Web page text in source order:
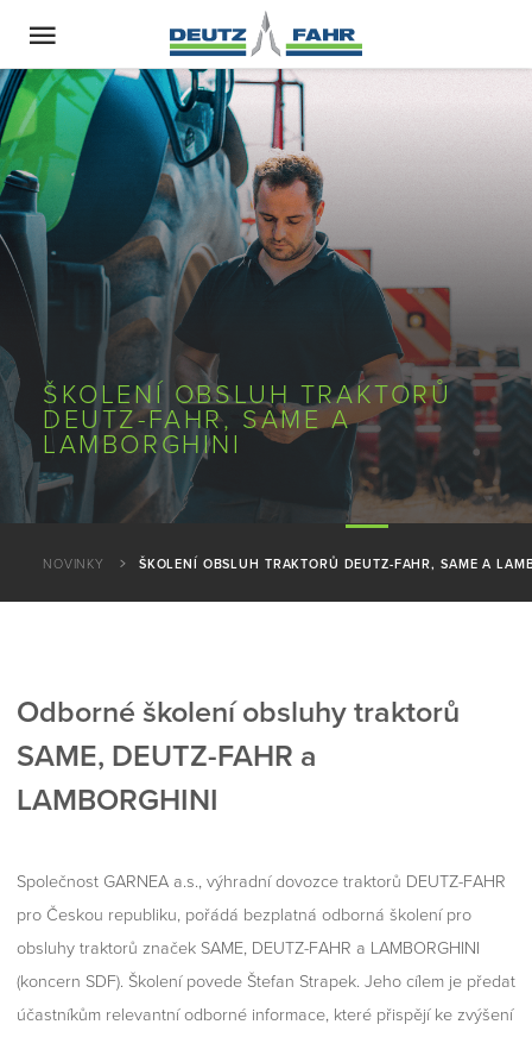
ŠKOLENÍ OBSLUH TRAKTORŮ
DEUTZ-FAHR, SAME A
LAMBORGHINI
NOVINKY ŠKOLENÍ OBSLUH TRAKTORŮ DEUTZ-FAHR, SAME A
Odborné školení obsluhy traktorů
SAME, DEUTZ-FAHR a
LAMBORGHINI
Společnost GARNEA a.s., výhradní dovozce traktorů DEUTZ-FAHR
pro Českou republiku, pořádá bezplatná odborná školení pro
obsluhy traktorů značek SAME, DEUTZ-FAHR a LAMBORGHINI
(koncern SDF). Školení povede Štefan Strapek. Jeho cílem je předat
účastníkům relevantní odborné informace, které přispějí ke zvýšení